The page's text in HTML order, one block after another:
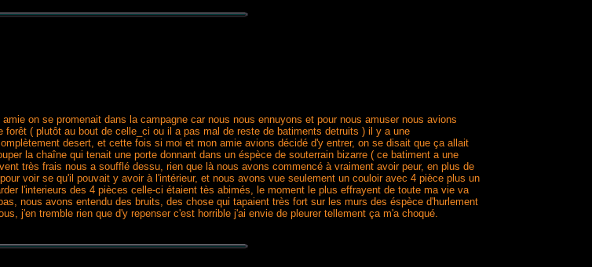
on se promenait dans la campagne car nous nous ennuyons et pour nous amuser nous avions
( plutôt au bout de celle_ci ou il a pas mal de reste de batiments detruits ) il y a une
desert, et cette fois si moi et mon amie avions décidé d'y entrer, on se disait que ça allait
la chaîne qui tenait une porte donnant dans un éspèce de souterrain bizarre ( ce batiment a une
très frais nous a soufflé dessu, rien que là nous avons commencé à vraiment avoir peur, en plus de
voir se qu'il pouvait y avoir à l'intérieur, et nous avons vue seulement un couloir avec 4 pièce plus un
l'interieurs des 4 pièces celle-ci étaient tès abimés, le moment le plus effrayent de toute ma vie va
nous avons entendu des bruits, des chose qui tapaient très fort sur les murs des éspèce d'hurlement
j'en tremble rien que d'y repenser c'est horrible j'ai envie de pleurer tellement ça m'a choqué.